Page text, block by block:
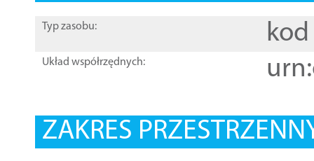
Typ zasobu: kod
Układ współrzędnych:
ZAKRES